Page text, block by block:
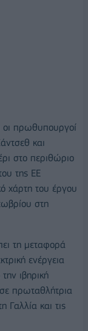
πρωθυπουργοί
και
στο περιθώριο
της ΕΕ
χάρτη του έργου
στη
τη μεταφορά
ενέργεια
ιβηρική
πρωταθλήτρια
Γαλλία και τις